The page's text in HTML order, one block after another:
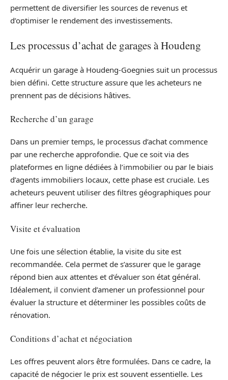
permettent de diversifier les sources de revenus et
d’optimiser le rendement des investissements.
Les processus d’achat de garages à Houdeng
Acquérir un garage à Houdeng-Goegnies suit un processus
bien défini. Cette structure assure que les acheteurs ne
prennent pas de décisions hâtives.
Recherche d’un garage
Dans un premier temps, le processus d’achat commence
par une recherche approfondie. Que ce soit via des
plateformes en ligne dédiées à l’immobilier ou par le biais
d’agents immobiliers locaux, cette phase est cruciale. Les
acheteurs peuvent utiliser des filtres géographiques pour
affiner leur recherche.
Visite et évaluation
Une fois une sélection établie, la visite du site est
recommandée. Cela permet de s’assurer que le garage
répond bien aux attentes et d’évaluer son état général.
Idéalement, il convient d’amener un professionnel pour
évaluer la structure et déterminer les possibles coûts de
rénovation.
Conditions d’achat et négociation
Les offres peuvent alors être formulées. Dans ce cadre, la
capacité de négocier le prix est souvent essentielle. Les